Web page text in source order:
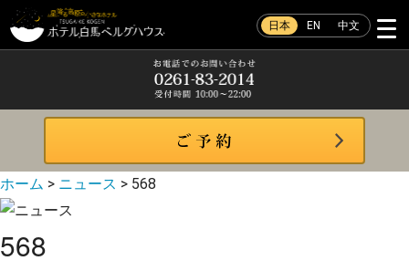
日本 EN 中文
ホーム > ニュース > 568
568